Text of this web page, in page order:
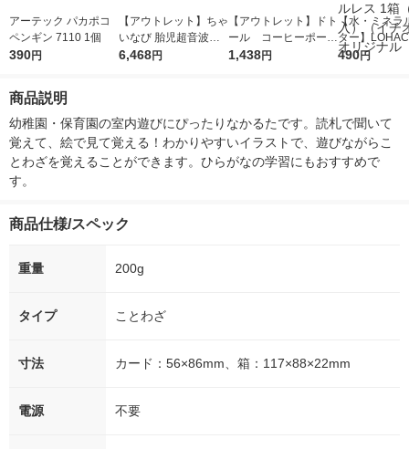
アーテック パカポコ
ペンギン 7110 1個
390円
【アウトレット】ちゃ
いなび 胎児超音波心
音計 JPD-100S 1台
6,468円
【アウトレット】ドト
ール コーヒーポーシ
ョン 無糖 (40個入) 1
1,438円
【水・ミネラ
ター】
r（ロハコウ
490円
商品説明
幼稚園・保育園の室内遊びにぴったりなかるたです。読札で聞いて
覚えて、絵で見て覚える！わかりやすいイラストで、遊びながらこ
とわざを覚えることができます。ひらがなの学習にもおすすめで
す。
商品仕様/スペック
重量 200g
タイプ ことわざ
寸法 カード：56×86mm、箱：117×88×22mm
電源 不要